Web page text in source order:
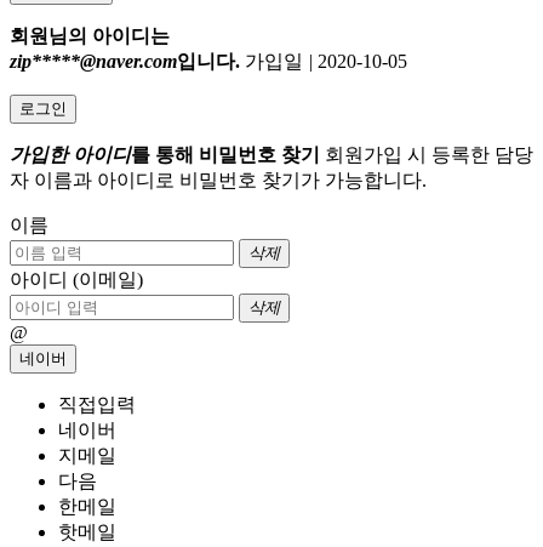
회원님의 아이디는
zip*****@naver.com입니다. 가입일 | 2020-10-05
로그인
가입한 아이디를 통해 비밀번호 찾기
회원가입 시 등록한 담당
자 이름과 아이디로 비밀번호 찾기가 가능합니다.
이름
삭제
아이디 (이메일)
삭제
@
네이버
직접입력
네이버
지메일
다음
한메일
핫메일